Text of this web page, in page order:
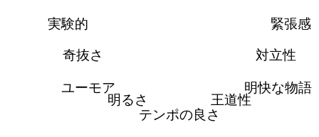
緊張感
対立性
明快な物語
王道性
テンポの良さ
明るさ
ユーモア
奇抜さ
実験的